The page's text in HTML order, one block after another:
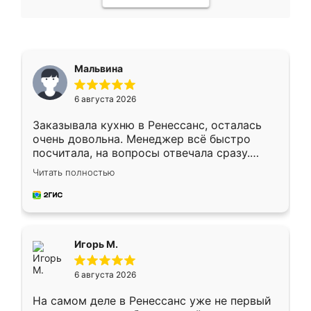
Мальвина
6 августа 2026
Заказывала кухню в Ренессанс, осталась
очень довольна. Менеджер всё быстро
посчитала, на вопросы отвечала сразу.
Замерщик приехал в субботу, подошёл к
делу со всей ответственностью. Собрали
за день, ребята работали аккуратно, даже
Читать полностью
Игорь М.
6 августа 2026
На самом деле в Ренессанс уже не первый